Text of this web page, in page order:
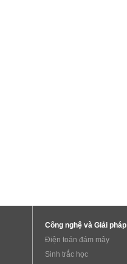
Công nghệ và Giải pháp
Điện toán đám mây
Sinh trắc học